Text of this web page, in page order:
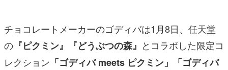
アプリレビュー
その他
チョコレートメーカーのゴディバは1月8日、任天堂
の 『ピクミン』『どうぶつの森』 とコラボした限定コ
レクション 「ゴディバ meets ピクミン」「ゴディバ